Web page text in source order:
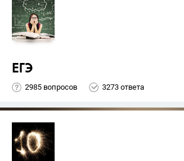
ЕГЭ
2985 вопросов 3273 ответа